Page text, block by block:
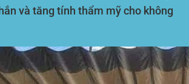
và tăng tính thẩm mỹ cho không